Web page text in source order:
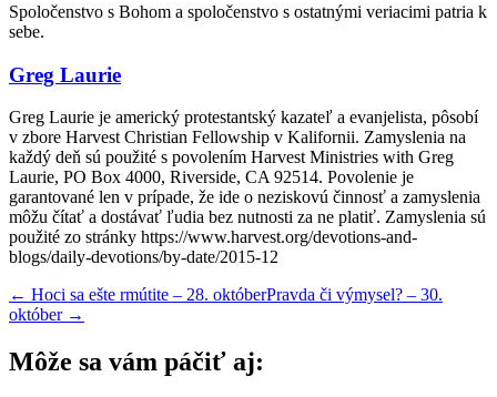
Spoločenstvo s Bohom a spoločenstvo s ostatnými veriacimi patria k
sebe.
Greg Laurie
Greg Laurie je americký protestantský kazateľ a evanjelista, pôsobí
v zbore Harvest Christian Fellowship v Kalifornii. Zamyslenia na
každý deň sú použité s povolením Harvest Ministries with Greg
Laurie, PO Box 4000, Riverside, CA 92514. Povolenie je
garantované len v prípade, že ide o neziskovú činnosť a zamyslenia
môžu čítať a dostávať ľudia bez nutnosti za ne platiť. Zamyslenia sú
použité zo stránky https://www.harvest.org/devotions-and-
blogs/daily-devotions/by-date/2015-12
← Hoci sa ešte rmútite – 28. októberPravda či výmysel? – 30.
október →
Môže sa vám páčiť aj: